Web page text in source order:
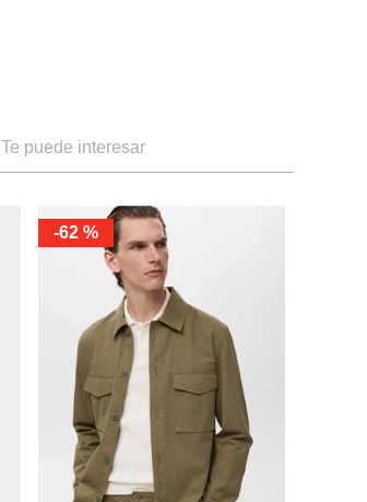
Te puede interesar
-62 %